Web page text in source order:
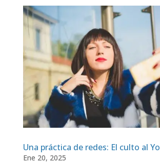
Una práctica de redes: El culto al Yo
Ene 20, 2025